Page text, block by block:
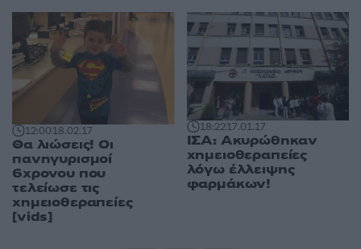
12:0018.02.17
Θα λιώσεις! Οι
πανηγυρισμοί
6χρονου που
τελείωσε τις
χημειοθεραπείες
[vids]
18:2217.01.17
ΙΣΑ: Ακυρώθηκαν
χημειοθεραπείες
λόγω έλλειψης
φαρμάκων!